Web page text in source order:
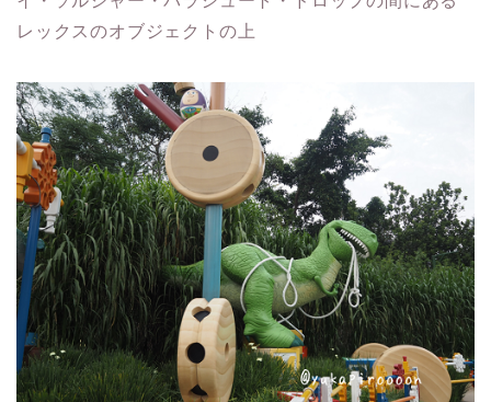
レックスのオブジェクトの上